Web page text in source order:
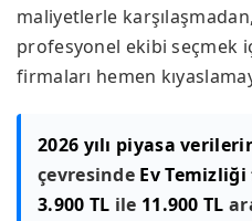
maliyetlerle
profesyonel ekibi seçmek
firmaları hemen
2026 yılı piyasa
çevresinde Ev Temizliği
3.900 TL ile 11.900 TL